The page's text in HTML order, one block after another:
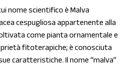
nome scientifico è Malva
cespugliosa appartenente alla
come pianta ornamentale e
fitoterapiche; è conosciuta
caratteristiche. Il nome “malva”